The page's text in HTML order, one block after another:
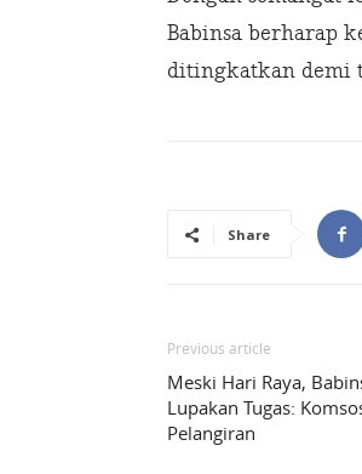
Babinsa berharap
ditingkatkan demi
Share
Previous article
Meski Hari Raya,
Lupakan Tugas:
Pelangiran